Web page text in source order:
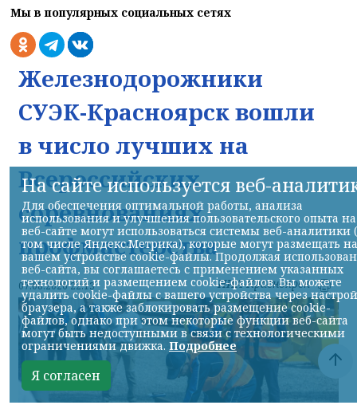
Мы в популярных социальных сетях
Железнодорожники
СУЭК-Красноярск вошли
в число лучших на
Всероссийских
соревнованиях
профмастерства
07.08.2026 22:13 НИА-Красноярск
На сайте используется веб-
Для обеспечения оптимальной работы, анализа
использования и улучшения пользовательского опыта на
веб-сайте могут использоваться системы веб-аналитики
том числе Яндекс.Метрика), которые могут размещать на
вашем устройстве cookie-файлы. Продолжая
веб-сайта, вы соглашаетесь с применением указанных
технологий и размещением cookie-файлов. Вы можете
удалить cookie-файлы с вашего устройства через
браузера, а также заблокировать размещение cookie-
файлов, однако при этом некоторые функции веб-сайта
могут быть недоступными в связи с технологическими
ограничениями движка. Подробнее
Я согласен